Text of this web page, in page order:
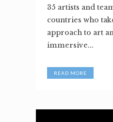
35 artists and
countries who
approach to art
immersive...
READ MORE